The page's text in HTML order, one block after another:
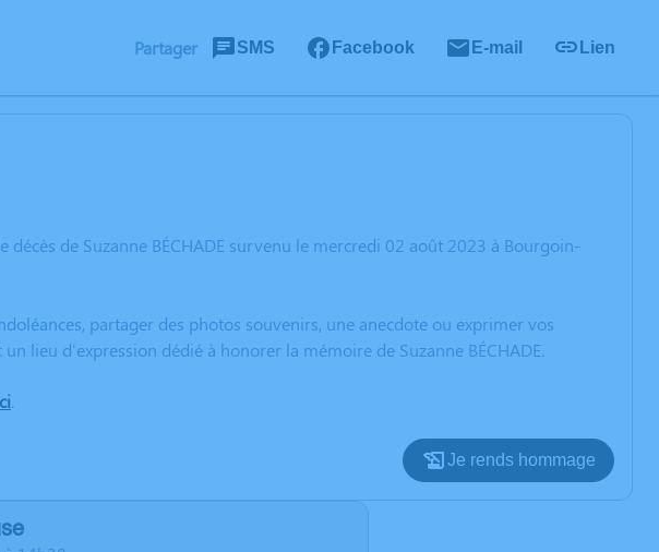
Partager SMS Facebook E-mail Lien
décès de Suzanne BÉCHADE survenu le mercredi 02 août 2023 à Bourgoin-
partager des photos souvenirs, une anecdote ou exprimer vos
lieu d'expression dédié à honorer la mémoire de Suzanne BÉCHADE.
.
Je rends hommage